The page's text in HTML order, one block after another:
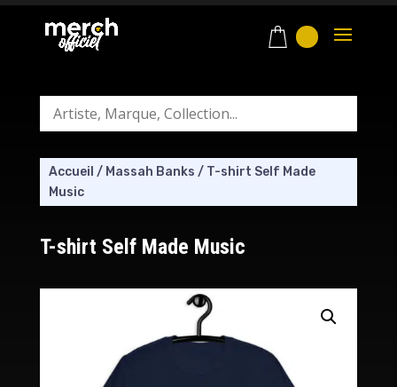
Accueil / Massah Banks / T-shirt Self Made
Music
T-shirt Self Made Music